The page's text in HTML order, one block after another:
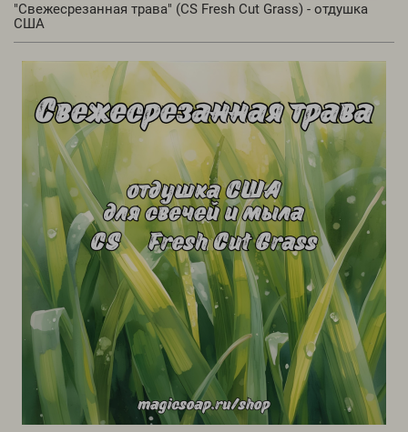
"Свежесрезанная трава" (CS Fresh Cut Grass) - отдушка
США